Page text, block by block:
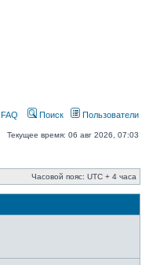
FAQ Поиск Пользователи
Текущее время: 06 авг 2026, 07:03
Часовой пояс: UTC + 4 часа